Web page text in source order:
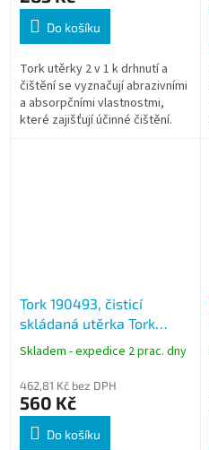
Do košíku
Tork utěrky 2 v 1 k drhnutí a
čištění se vyznačují abrazivními
a absorpčními vlastnostmi,
které zajišťují účinné čištění.
Tork 190493, čisticí
skládaná utěrka Tork
Low-Lint, 75 ks, tyrkysová
Skladem - expedice 2 prac. dny
462,81 Kč bez DPH
560 Kč
Do košíku